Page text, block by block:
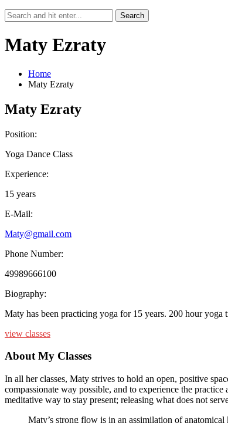
Maty Ezraty
Home
Maty Ezraty
Maty Ezraty
Position:
Yoga Dance Class
Experience:
15 years
E-Mail:
Maty@gmail.com
Phone Number:
49989666100
Biography:
Maty has been practicing yoga for 15 years. 200 hour
view classes
About My Classes
In all her classes, Maty strives to hold an open, positive
compassionate way possible, and to experience the
meditative way to stay present; releasing what does not
Maty’s strong flow is in an assimilation of